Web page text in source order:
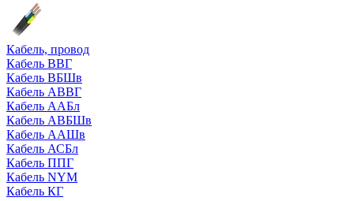
Кабель, провод
Кабель ВВГ
Кабель ВБШв
Кабель АВВГ
Кабель ААБл
Кабель АВБШв
Кабель ААШв
Кабель АСБл
Кабель ППГ
Кабель NYM
Кабель КГ